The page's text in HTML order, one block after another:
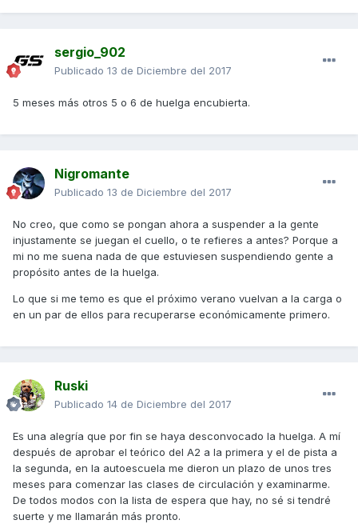
sergio_902
Publicado 13 de Diciembre del 2017
5 meses más otros 5 o 6 de huelga encubierta.
Nigromante
Publicado 13 de Diciembre del 2017
No creo, que como se pongan ahora a suspender a la gente
injustamente se juegan el cuello, o te refieres a antes? Porque a
mi no me suena nada de que estuviesen suspendiendo gente a
propósito antes de la huelga.
Lo que si me temo es que el próximo verano vuelvan a la carga o
en un par de ellos para recuperarse económicamente primero.
Ruski
Publicado 14 de Diciembre del 2017
Es una alegría que por fin se haya desconvocado la huelga. A mí
después de aprobar el teórico del A2 a la primera y el de pista a
la segunda, en la autoescuela me dieron un plazo de unos tres
meses para comenzar las clases de circulación y examinarme.
De todos modos con la lista de espera que hay, no sé si tendré
suerte y me llamarán más pronto.